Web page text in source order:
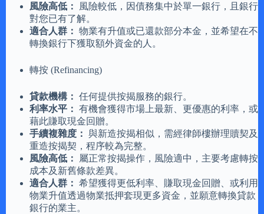
風險高低：
風險較低，因債務集中於單一銀行，且銀行
對您已有了解。
適合人群： 物業有升值或已還款部分本金，並希望在不
轉換銀行下獲取額外資金的人。
轉按 (Refinancing)
貸款機構： 任何提供按揭服務的銀行。
利率水平： 有機會獲得市場上最新、更優惠的利率，或
藉此賺取現金回贈。
手續複雜度： 與新造按揭相似，需經律師樓辦理贖契及
重造按揭契，程序較為完整。
風險高低：
屬正常按揭操作，風險適中，主要考慮轉按
成本及新舊條款差異。
適合人群： 希望獲得更低利率、賺取現金回贈、或利用
物業升值透過物業抵押套現更多資金，並願意轉換貸款
銀行的業主。